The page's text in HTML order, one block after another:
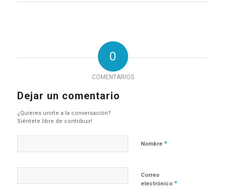
0
COMENTARIOS
Dejar un comentario
¿Quieres unirte a la conversación?
Siéntete libre de contribuir!
Nombre *
Correo
electrónico *